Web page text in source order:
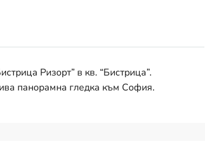
Ризорт” в кв. “Бистрица”.
панорамна гледка към София.